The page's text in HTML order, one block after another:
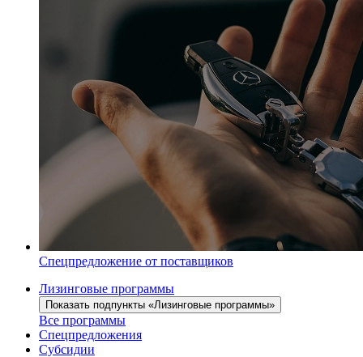
Спецпредложение от поставщиков
Лизинговые программы
Показать подпункты «Лизинговые программы»
Все программы
Спецпредложения
Субсидии